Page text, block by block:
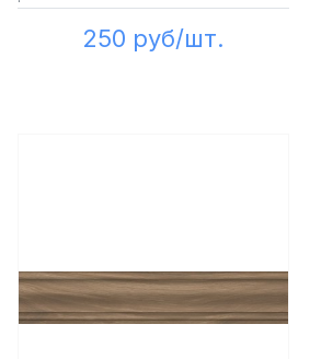
250 руб/шт.